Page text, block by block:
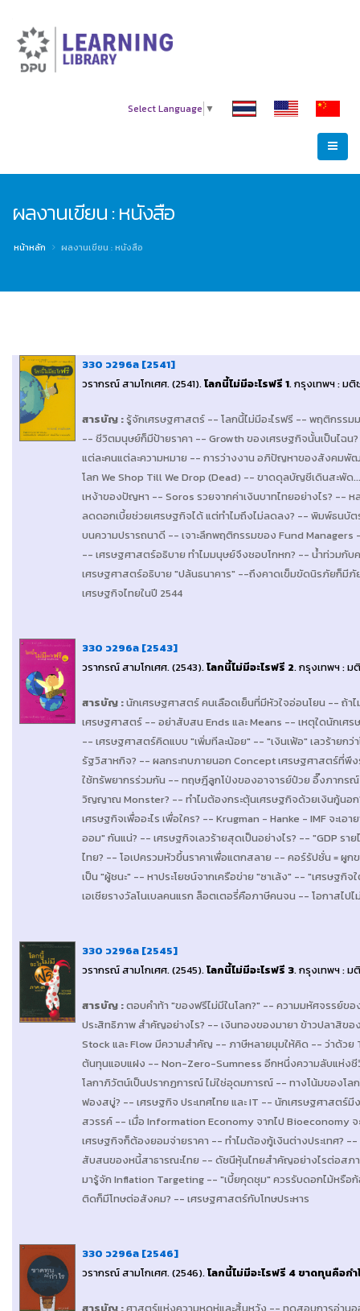
Select Language ▼
ผลงานเขียน : หนังสือ
หน้าหลัก ผลงานเขียน : หนังสือ
330 ว296ล [2541]
วรากรณ์ สามโกเศศ. (2541).โลกนี้ไม่มีอะไรฟรี 1.กรุงเทพฯ : มติ
สารบัญ :รู้จักเศรษฐศาสตร์ -- โลกนี้ไม่มีอะไรฟรี -- พฤติกรรม
-- ชีวิตมนุษย์ก็มีป้ายราคา -- Growth ของเศรษฐกิจนั้นเป็นไฉน
แต่ละคนแต่ละความหมาย -- การว่างงาน อภิปัญหาของสังคม
โลก We Shop Till We Drop (Dead) -- ขาดดุลบัญชีเดินสะพัด
เหง้าของปัญหา -- Soros รวยจากค่าเงินบาทไทยอย่างไร? --
ลดดอกเบี้ยช่วยเศรษฐกิจได้ แต่ทำไมถึงไม่ลดลง? -- พิมพ์ธนบั
บนความปรารถนาดี -- เจาะลึกพฤติกรรมของ Fund
-- เศรษฐศาสตร์อธิบาย ทำไมมนุษย์จึงชอบโกหก? -- น้ำท่วมกั
เศรษฐศาสตร์อธิบาย "ปล้นธนาคาร" --ถึงคาดเข็มขัดนิรภัยก็มี
เศรษฐกิจไทยในปี 2544
330 ว296ล [2543]
วรากรณ์ สามโกเศศ. (2543).โลกนี้ไม่มีอะไรฟรี 2.กรุงเทพฯ : ม
สารบัญ :นักเศรษฐศาสตร์ คนเลือดเย็นที่มีหัวใจอ่อนโยน -- ถ้
เศรษฐศาสตร์ -- อย่าสับสน Ends และ Means -- เหตุใดนักเศ
-- เศรษฐศาสตร์คิดแบบ "เพิ่มทีละน้อย" -- "เงินเฟ้อ" เลวร้าย
รัฐวิสาหกิจ? -- ผลกระทบภายนอก Concept เศรษฐศาสตร์ที่
ใช้ทรัพยากรร่วมกัน -- ทฤษฎีลูกโป่งของอาจารย์ป๋วย อึ๊งภาก
วิญญาณ Monster? -- ทำไมต้องกระตุ้นเศรษฐกิจด้วยเงินกู้นอก
เศรษฐกิจเพื่ออะไร เพื่อใคร? -- Krugman - Hanke - IMF จะเ
ออม" กันแน่? -- เศรษฐกิจเลวร้ายสุดเป็นอย่างไร? -- "GDP ร
ไทย? -- โอเปครวมหัวขึ้นราคาเพื่อแตกสลาย -- คอร์รัปชั่น = ผู
เป็น "ผู้ชนะ" -- หาประโยชน์จากเครือข่าย "ซาเล้ง" -- "เศรษฐกิ
เอเชียรางวัลโนเบลคนแรก ล็อตเตอรี่คือภาษีคนจน -- โอกาสไป
330 ว296ล [2545]
วรากรณ์ สามโกเศศ. (2545).โลกนี้ไม่มีอะไรฟรี 3.กรุงเทพฯ : ม
สารบัญ :ตอบคำท้า "ของฟรีไม่มีในโลก?" -- ความมหัศจรรย์ข
ประสิทธิภาพ สำคัญอย่างไร? -- เงินทองของมายา ข้าวปลาสิ
Stock และ Flow มีความสำคัญ -- ภาษีหลายมุมให้คิด -- ว่าด้ว
ต้นทุนแอบแฝง -- Non-Zero-Sumness อีกหนึ่งความลับแห่ง
โลกาภิวัตน์เป็นปรากฏการณ์ ไม่ใช่อุดมการณ์ -- ทางโน้มของโ
ฟองสบู่? -- เศรษฐกิจ ประเทศไทย และ IT -- นักเศรษฐศาสต
สวรรค์ -- เมื่อ Information Economy จากไป Bioeconomy
เศรษฐกิจก็ต้องยอมจ่ายราคา -- ทำไมต้องกู้เงินต่างประเทศ?
สับสนของหนี้สาธารณะไทย -- ดัชนีหุ้นไทยสำคัญอย่างไรต่อสภ
มารู้จัก Inflation Targeting -- "เบี้ยกุดชุม" ควรรับดอกไม้หรื
ติดก็มีโทษต่อสังคม? -- เศรษฐศาสตร์กับโทษประหาร
330 ว296ล [2546]
วรากรณ์ สามโกเศศ. (2546).โลกนี้ไม่มีอะไรฟรี 4 ขาดทุนคือกำ
สารบัญ :ศาสตร์แห่งความหดหู่และสิ้นหวัง -- ทดสอบการอ่าน